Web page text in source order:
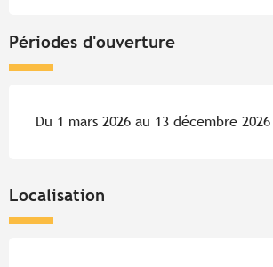
Périodes d'ouverture
Du 1 mars 2026 au 13 décembre 2026
Localisation